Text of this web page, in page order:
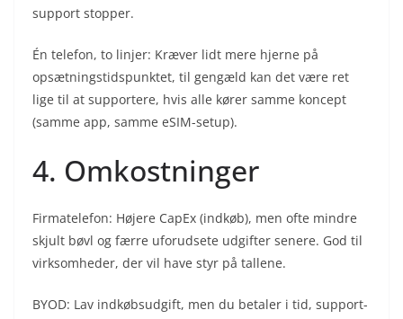
support stopper.
Én telefon, to linjer: Kræver lidt mere hjerne på
opsætningstidspunktet, til gengæld kan det være ret
lige til at supportere, hvis alle kører samme koncept
(samme app, samme eSIM-setup).
4. Omkostninger
Firmatelefon: Højere CapEx (indkøb), men ofte mindre
skjult bøvl og færre uforudsete udgifter senere. God til
virksomheder, der vil have styr på tallene.
BYOD: Lav indkøbsudgift, men du betaler i tid, support-